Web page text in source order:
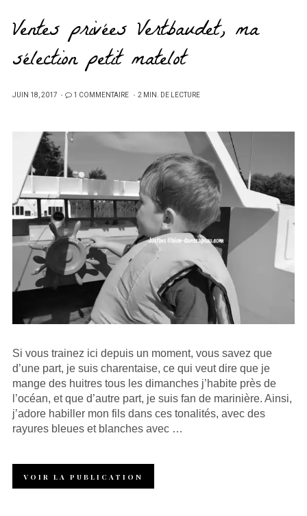
Ventes privées Vertbaudet, ma
sélection petit matelot
PUBLIÉ
JUIN 18, 2017 1 COMMENTAIRE 2 MIN. DE LECTURE
Si vous trainez ici depuis un moment, vous savez que
d’une part, je suis charentaise, ce qui veut dire que je
mange des huitres tous les dimanches j’habite près de
l’océan, et que d’autre part, je suis fan de marinière. Ainsi,
j’adore habiller mon fils dans ces tonalités, avec des
rayures bleues et blanches avec …
VOIR LA PUBLICATION